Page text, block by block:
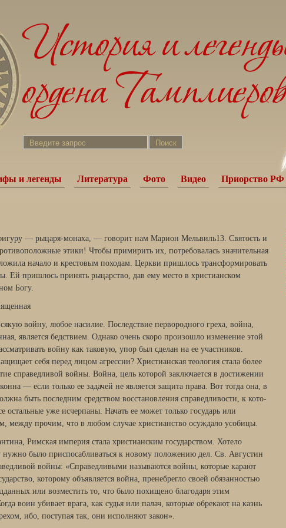
и легенды Литература Фото Видео Приорство РФ
— рыцаря-монаха, — гово­рит нам Марион Мельвиль13. Святость и
этики! Чтобы примирить их, потребовалась значительная
начало и кре­стовым походам. Церкви пришлось трансформировать
Ей пришлось принять рыцарство, дав ему место в христианском
Богу.
войну, любое насилие. По­следствие первородного греха, война,
является бедствием. Однако очень скоро произошло изме­нение этой
войну как таковую, упор был сделан на ее участников.
себя перед лицом агрессии? Христианская теоло­гия стала более
справедливой войны. Война, цель которой заключается в достижении
— если только ее задачей не является защита права. Вот тогда она, в
быть последним средством восстановления справедливости, к кото­
остальные уже исчерпаны. Начать ее может только государь или
ме­жду прочим, что в любом случае христианство осуждало усобицы.
Римская империя стала христианским государством. Хотело
нужно было приспосабливаться к новому положению дел. Св. Августин
войны: «Справедли­выми называются войны, которые карают
которому объявляется война, пренебрегло своей обязанностью
или возмес­тить то, что было похищено благодаря этим
воин убивает врага, как судья или палач, которые об­рекают на казнь
ибо, поступая так, они исполняют закон».